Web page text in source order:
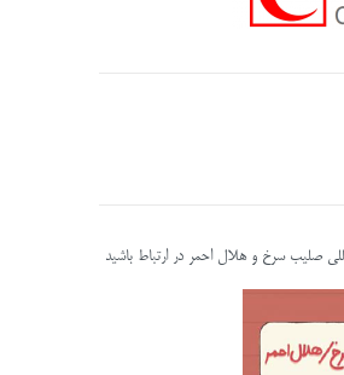
صلیب سرخ و هلال احمر در ارتباط باشید